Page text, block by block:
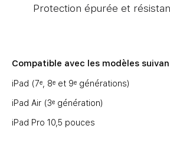
Protection épurée et
Compatible avec les modèles
iPad (7ᵉ, 8ᵉ et 9ᵉ générations)
iPad Air (3ᵉ génération)
iPad Pro 10,5 pouces